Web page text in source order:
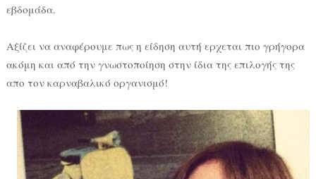
εβδομάδα.
Αξίζει να αναφέρουμε πως η είδηση αυτή ερχεται πιο γρήγορα
ακόμη και από την γνωστοποίηση στην ίδια της επιλογής της
απο τον καρναβαλικό οργανισμό!